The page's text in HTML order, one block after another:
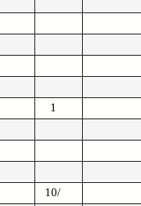
1
10/